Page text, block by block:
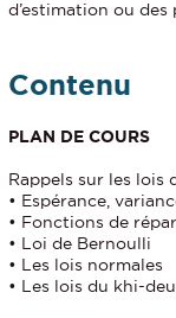
d’estimation ou des
Contenu
PLAN DE COURS
Rappels sur les lois
• Espérance,
• Fonctions de
• Loi de Bernoulli
• Les lois normales
• Les lois du khi-